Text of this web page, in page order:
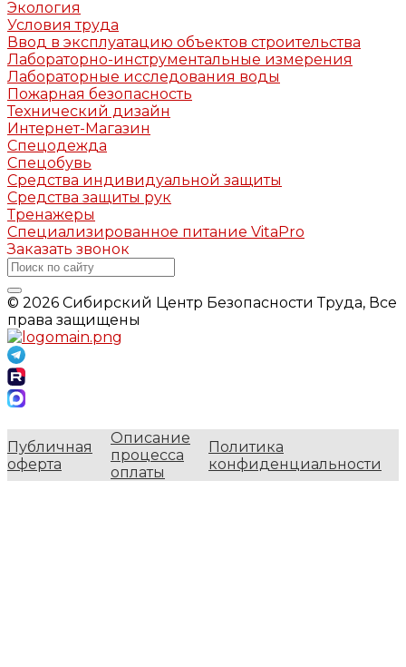
Экология
Условия труда
Ввод в эксплуатацию объектов строительства
Лабораторно-инструментальные измерения
Лабораторные исследования воды
Пожарная безопасность
Технический дизайн
Интернет-Магазин
Спецодежда
Спецобувь
Средства индивидуальной защиты
Средства защиты рук
Тренажеры
Специализированное питание VitaPro
Заказать звонок
© 2026 Сибирский Центр Безопасности Труда, Все
права защищены
Публичная
оферта
Описание
процесса
оплаты
Политика
конфиденциальности